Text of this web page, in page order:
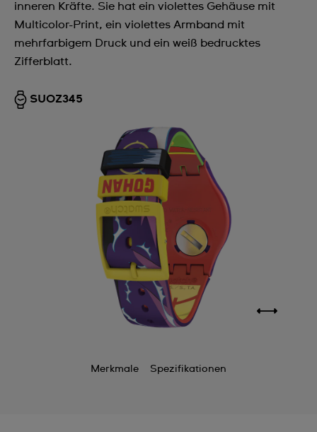
inneren Kräfte. Sie hat ein violettes Gehäuse mit
Multicolor-Print, ein violettes Armband mit
mehrfarbigem Druck und ein weiß bedrucktes
Zifferblatt.
SUOZ345
Merkmale Spezifikationen